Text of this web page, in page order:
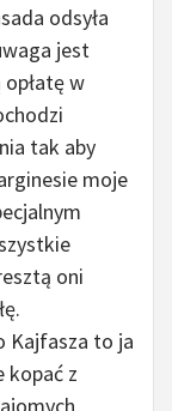
odsyła
jest
w
tak aby
moje
oni
Kajfasza to ja
kopać z